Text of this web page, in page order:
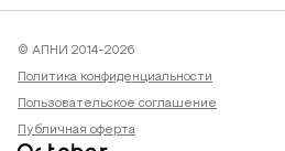
© АПНИ 2014-2026
Политика конфиденциальности
Пользовательское соглашение
Публичная оферта